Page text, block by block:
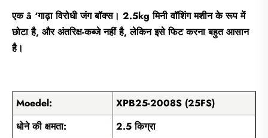
एक â ‘गाढ़ा विरोधी जंग बॉक्स। 2.5kg मिनी वॉशिंग मशीन के रूप में
छोटा है, और अंतरिक्ष-कब्जे नहीं है, लेकिन इसे फिट करना बहुत आसान
है।
Moedel:
XPB25-2008S (25FS)
धोने की क्षमता:
2.5 किग्रा